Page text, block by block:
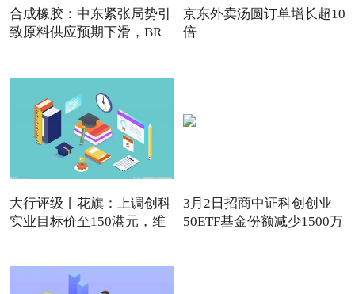
合成橡胶：中东紧张局势引
致原料供应预期下滑，BR
京东外卖汤圆订单增长超10
倍
大行评级丨花旗：上调创科
实业目标价至150港元，维
3月2日招商中证科创创业
50ETF基金份额减少1500万